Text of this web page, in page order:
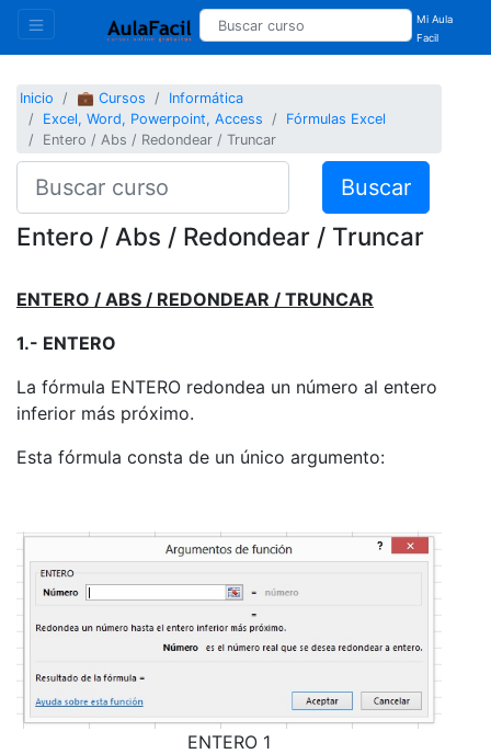
Mi Aula
Facil
Inicio 💼 Cursos
Informática
Excel, Word, Powerpoint, Access
Fórmulas Excel
Entero / Abs / Redondear / Truncar
Buscar
Entero / Abs / Redondear / Truncar
ENTERO / ABS / REDONDEAR / TRUNCAR
1.- ENTERO
La fórmula ENTERO redondea un número al entero
inferior más próximo.
Esta fórmula consta de un único argumento:
ENTERO 1